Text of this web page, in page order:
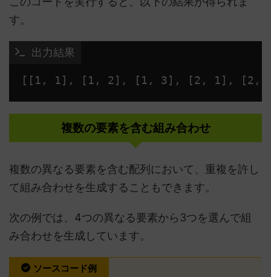
す。
出力結果
複数の要素を含む組み合わせ
複数の異なる要素を含む配列において、重複を許し
て組み合わせを生成することもできます。
次の例では、4つの異なる要素から3つを選んで組
み合わせを生成しています。
ソースコード例